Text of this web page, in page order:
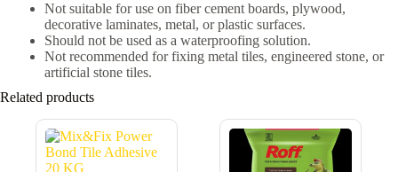
Not suitable for use on fiber cement boards, plywood,
decorative laminates, metal, or plastic surfaces.
Should not be used as a waterproofing solution.
Not recommended for fixing metal tiles, engineered stone, or
artificial stone tiles.
Related products